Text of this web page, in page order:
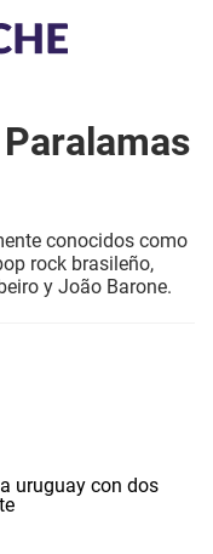
conocidos como
rock brasileño,
y João Barone.